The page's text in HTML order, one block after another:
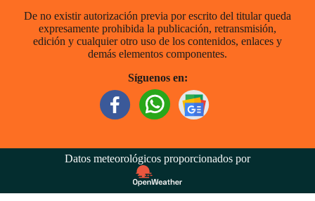
De no existir autorización previa por escrito del titular queda
expresamente prohibida la publicación, retransmisión,
edición y cualquier otro uso de los contenidos, enlaces y
demás elementos componentes.
Síguenos en:
Datos meteorológicos proporcionados por